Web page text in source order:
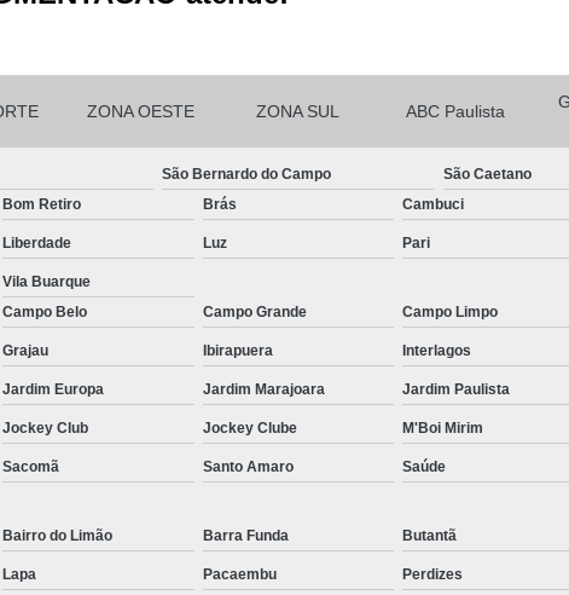
Micropigmentação
Micropigmentação de Barba São
Micropigmentação Fio a Fio Barba
Micropigmentação na Barba ABC
Nano Micropigmentação de Barba
Nano Pigmentação Cabelo Rio
Nano
Nano
Nano
Pigmentação Capilar 3d
ZONA OESTE ZONA SUL ABC Paulista
São Bernardo do Campo São Caetano
Bom Retiro Brás Cambuci
Liberdade Luz Pari
Vila Buarque
Campo Belo Campo Grande Campo Limpo
Grajau Ibirapuera Interlagos
Jardim Europa Jardim Marajoara Jardim Paulista
Jockey Club Jockey Clube M'Boi Mirim
Sacomã Santo Amaro Saúde
Bairro do Limão Barra Funda Butantã
Lapa Pacaembu Perdizes